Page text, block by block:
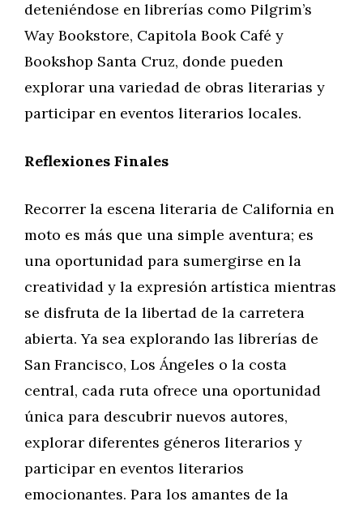
deteniéndose en librerías como Pilgrim’s
Way Bookstore, Capitola Book Café y
Bookshop Santa Cruz, donde pueden
explorar una variedad de obras literarias y
participar en eventos literarios locales.
Reflexiones Finales
Recorrer la escena literaria de California en
moto es más que una simple aventura; es
una oportunidad para sumergirse en la
creatividad y la expresión artística mientras
se disfruta de la libertad de la carretera
abierta. Ya sea explorando las librerías de
San Francisco, Los Ángeles o la costa
central, cada ruta ofrece una oportunidad
única para descubrir nuevos autores,
explorar diferentes géneros literarios y
participar en eventos literarios
emocionantes. Para los amantes de la